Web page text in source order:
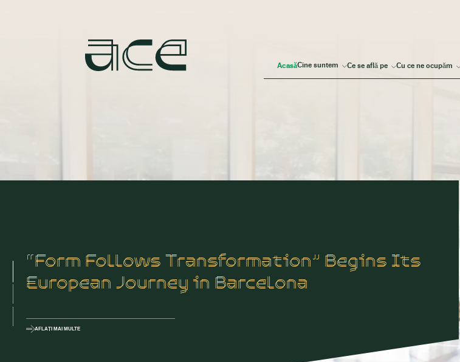
AcasăCine suntem Ce se află pe Cu ce ne ocupăm
“Form Follows Transformation” Begins Its
European Journey in Barcelona
AFLAȚI MAI MULTE